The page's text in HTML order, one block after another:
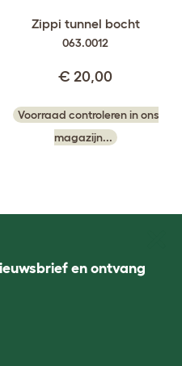
Zippi tunnel bocht
063.0012
€ 20,00
Voorraad controleren in ons
magazijn...
en ontvang